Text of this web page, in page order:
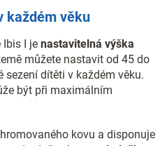
každém věku
Ibis I je nastavitelná výška
můžete nastavit od 45 do
dítěti v každém věku.
být při maximálním
kovu a disponuje